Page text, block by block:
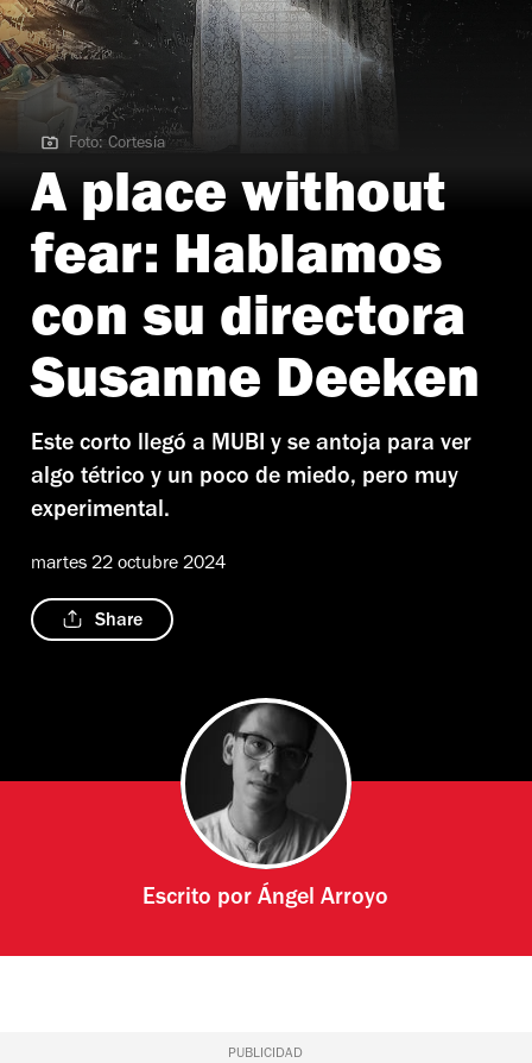
Foto: Cortesía
Foto: Cortesía
A place without
fear: Hablamos
con su directora
Susanne Deeken
Este corto llegó a MUBI y se antoja para ver
algo tétrico y un poco de miedo, pero muy
experimental.
martes 22 octubre 2024
Share
Escrito porÁngel Arroyo
PUBLICIDAD